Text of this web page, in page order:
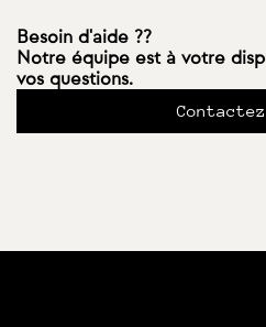
Besoin d'aide ??
Notre équipe est à votre
vos questions.